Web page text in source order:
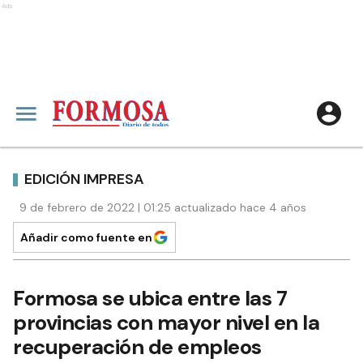
Ads
EDICIÓN IMPRESA
9 de febrero de 2022 | 01:25 actualizado hace 4 años
Añadir como fuente en
Formosa se ubica entre las 7
provincias con mayor nivel en la
recuperación de empleos